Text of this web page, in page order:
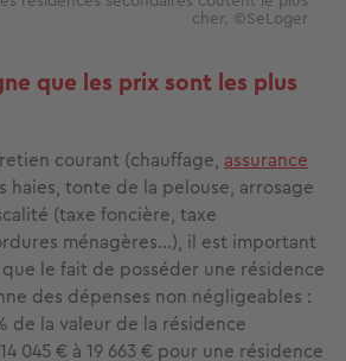
cher. ©SeLoger
que les prix sont les plus
courant (chauffage, assurance
haies, tonte de la pelouse, arrosage
(taxe foncière, taxe
ménagères…), il est important
le fait de posséder une résidence
des dépenses non négligeables :
de la valeur de la résidence
045 € à 19 663 € pour une résidence